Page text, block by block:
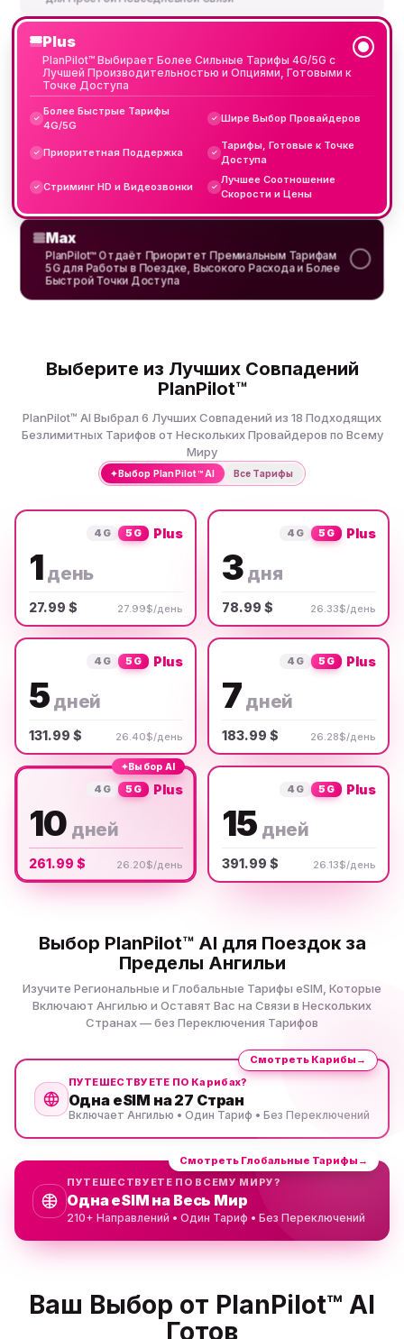
Plus
PlanPilot™ Выбирает Более Сильные Тарифы 4G/5G с
Лучшей Производительностью и Опциями, Готовыми к
Точке Доступа
✓
Более Быстрые Тарифы
4G/5G
✓ Шире Выбор Провайдеров
✓ Приоритетная Поддержка ✓
Тарифы, Готовые к Точке
Доступа
✓ Стриминг HD и Видеозвонки ✓
Лучшее Соотношение
Скорости и Цены
Max
PlanPilot™ Отдаёт Приоритет Премиальным Тарифам
5G для Работы в Поездке, Высокого Расхода и Более
Быстрой Точки Доступа
Выберите из Лучших Совпадений
PlanPilot™
PlanPilot™ AI Выбрал 6 Лучших Совпадений из 18 Подходящих
Безлимитных Тарифов от Нескольких Провайдеров по Всему
Миру
✦Выбор PlanPilot™ AI Все Тарифы
4G 5G Plus
1 день
27.99 $ 27.99$/день
4G 5G Plus
3 дня
78.99 $ 26.33$/день
4G 5G Plus
5 дней
131.99 $ 26.40$/день
4G 5G Plus
7 дней
183.99 $ 26.28$/день
✦Выбор AI
4G 5G Plus
10 дней
261.99 $ 26.20$/день
4G 5G Plus
15 дней
391.99 $ 26.13$/день
Выбор PlanPilot™ AI для Поездок за
Пределы Ангильи
Изучите Региональные и Глобальные Тарифы eSIM, Которые
Включают Ангилью и Оставят Вас на Связи в Нескольких
Странах — без Переключения Тарифов
ПУТЕШЕСТВУЕТЕ ПО Карибах?
Одна eSIM на 27 Стран
Включает Ангилью • Один Тариф • Без Переключений
Смотреть Карибы →
ПУТЕШЕСТВУЕТЕ ПО ВСЕМУ МИРУ?
Одна eSIM на Весь Мир
210+ Направлений • Один Тариф • Без Переключений
Смотреть Глобальные Тарифы →
Ваш Выбор от PlanPilot™ AI
Готов